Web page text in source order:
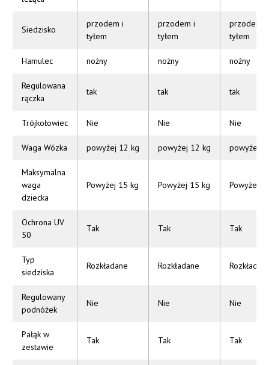
Siedzisko
przodem i
tyłem
przodem i
tyłem
przodem i
tyłem
Hamulec nożny nożny nożny
Regulowana
rączka
tak tak tak
Trójkołowiec Nie Nie Nie
Waga Wózka powyżej 12 kg powyżej 12 kg powyżej
Maksymalna
waga
dziecka
Powyżej 15 kg Powyżej 15 kg Powyżej
Ochrona UV
50
Tak Tak Tak
Typ
siedziska
Rozkładane Rozkładane
Regulowany
podnóżek
Nie Nie Nie
Pałąk w
zestawie
Tak Tak Tak